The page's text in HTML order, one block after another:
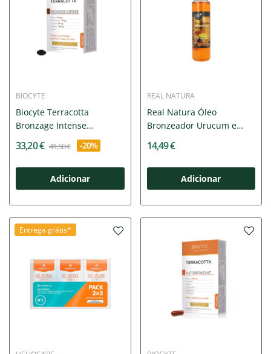
BIOCYTE
Biocyte Terracotta
Bronzage Intense
33,20 € 41,50 € -20%
Adicionar
REAL NATURA
Real Natura Óleo
Bronzeador Urucum e
14,49 €
Adicionar
Entrega grátis*